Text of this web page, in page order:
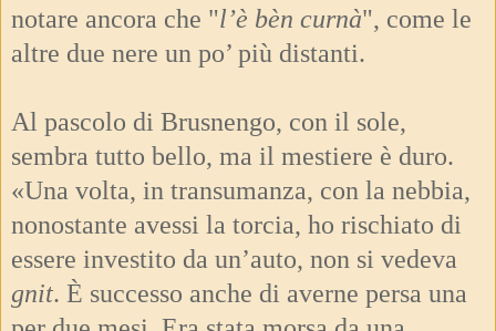
notare ancora che "l’è bèn curnà", come le
altre due nere un po’ più distanti.
Al pascolo di Brusnengo, con il sole,
sembra tutto bello, ma il mestiere è duro.
«Una volta, in transumanza, con la nebbia,
nonostante avessi la torcia, ho rischiato di
essere investito da un’auto, non si vedeva
gnit. È successo anche di averne persa una